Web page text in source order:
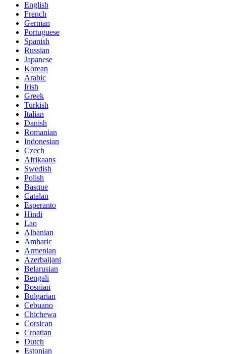
English
French
German
Portuguese
Spanish
Russian
Japanese
Korean
Arabic
Irish
Greek
Turkish
Italian
Danish
Romanian
Indonesian
Czech
Afrikaans
Swedish
Polish
Basque
Catalan
Esperanto
Hindi
Lao
Albanian
Amharic
Armenian
Azerbaijani
Belarusian
Bengali
Bosnian
Bulgarian
Cebuano
Chichewa
Corsican
Croatian
Dutch
Estonian